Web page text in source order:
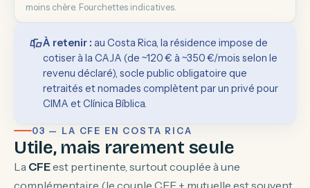
moins chère. Fourchettes indicatives.
À retenir : au Costa Rica, la résidence impose de
cotiser à la CAJA (de ~120 € à ~350 €/mois selon le
revenu déclaré), socle public obligatoire que
retraités et nomades complètent par un privé pour
CIMA et Clínica Bíblica.
03 — LA CFE EN COSTA RICA
Utile, mais rarement seule
La CFEest pertinente, surtout couplée à une
complémentaire (le couple CFE + mutuelle est souvent